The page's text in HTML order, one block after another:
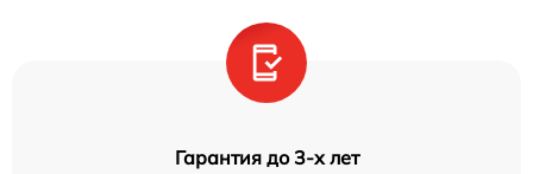
Гарантия до 3-х лет